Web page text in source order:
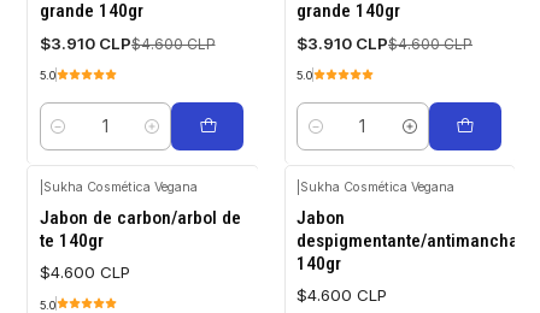
grande 140gr
$3.910 CLP$4.600 CLP
5.0
Quantity
grande 140gr
$3.910 CLP$4.600 CLP
5.0
Quantity
Sukha Cosmética Vegana
Jabon de carbon/arbol de
te 140gr
$4.600 CLP
5.0
Sukha Cosmética Vegana
Jabon
despigmentante/antimanchas
140gr
$4.600 CLP